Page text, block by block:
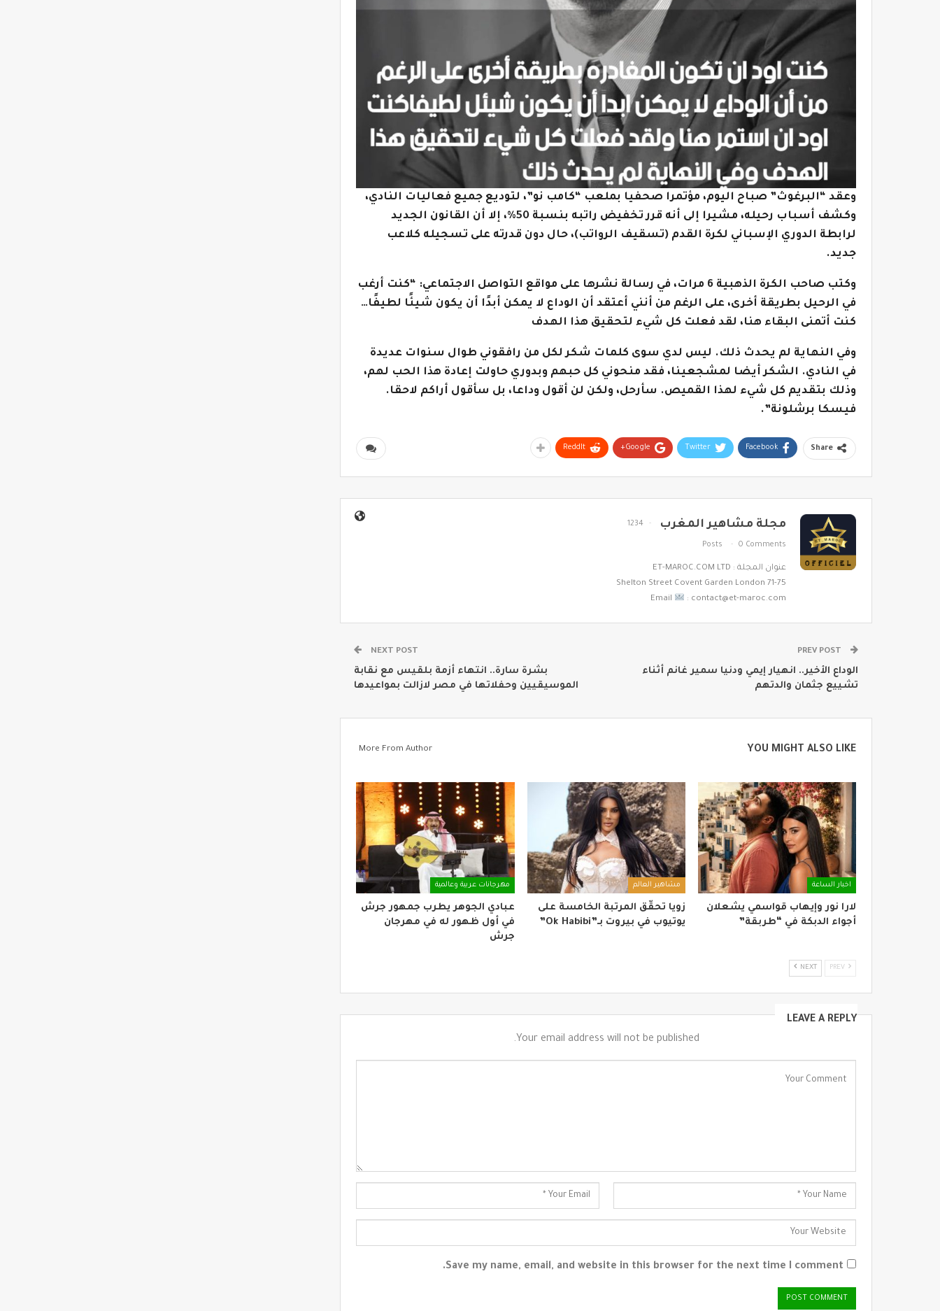
وعقد “البرغوث” صباح اليوم، مؤتمرا صحفيا بملعب “كامب نو”، لتوديع جميع فعاليات النادي،
وكشف أسباب رحيله، مشيرا إلى أنه قرر تخفيض راتبه بنسبة 50%، إلا أن القانون الجديد
لرابطة الدوري الإسباني لكرة القدم (تسقيف الرواتب)، حال دون قدرته على تسجيله كلاعب
جديد.
وكتب صاحب الكرة الذهبية 6 مرات، في رسالة نشرها على مواقع التواصل الاجتماعي: “كنت أرغب
في الرحيل بطريقة أخرى، على الرغم من أنني أعتقد أن الوداع لا يمكن أبدًا أن يكون شيئًا لطيفًا…
كنت أتمنى البقاء هنا، لقد فعلت كل شيء لتحقيق هذا الهدف
وفي النهاية لم يحدث ذلك. ليس لدي سوى كلمات شكر لكل من رافقوني طوال سنوات عديدة
في النادي. الشكر أيضا لمشجعينا، فقد منحوني كل حبهم وبدوري حاولت إعادة هذا الحب لهم،
وذلك بتقديم كل شيء لهذا القميص. سأرحل، ولكن لن أقول وداعا، بل سأقول أراكم لاحقا.
فيسكا برشلونة”.
Share
Facebook
Twitter
Google+
ReddIt
مجلة مشاهير المغرب 1234
Posts 0 Comments
عنوان المجلة : ET-MAROC.COM LTD
71-75 Shelton Street Covent Garden London
Email
: contact@et-maroc.com
الوداع الأخير.. انهيار إيمي ودنيا سمير غانم أثناء
تشييع جثمان والدتهم
NEXT POST
بشرة سارة.. انتهاء أزمة بلقيس مع نقابة
الموسيقيين وحفلاتها في مصر لازالت بمواعيدها
YOU MIGHT ALSO LIKE
More From Author
اخبار الساعة
لارا نور وإيهاب قواسمي يشعلان
أجواء الدبكة في “طربقة”
مشاهير العالم
زويا تحقّق المرتبة الخامسة على
يوتيوب في بيروت بـ”Ok Habibi”
مهرجانات عربية وعالمية
عبادي الجوهر يطرب جمهور جرش
في أول ظهور له في مهرجان
جرش
NEXT
LEAVE A REPLY
Your email address will not be published.
Save my name, email, and website in this browser for the next time I comment.